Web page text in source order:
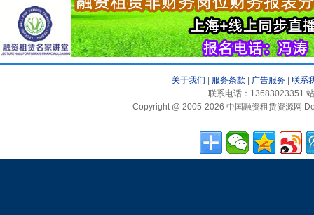
关于我们 服务条款 广告服务
联系
联系电话：13683023351
Copyright @ 2005-2026 中国融资租赁资源网